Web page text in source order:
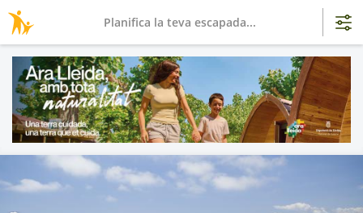
Planifica la teva escapada...